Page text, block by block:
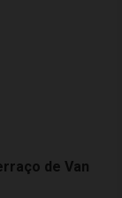
de Van